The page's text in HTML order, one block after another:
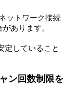
ットワーク接続
あります。
定していること
ン回数制限を